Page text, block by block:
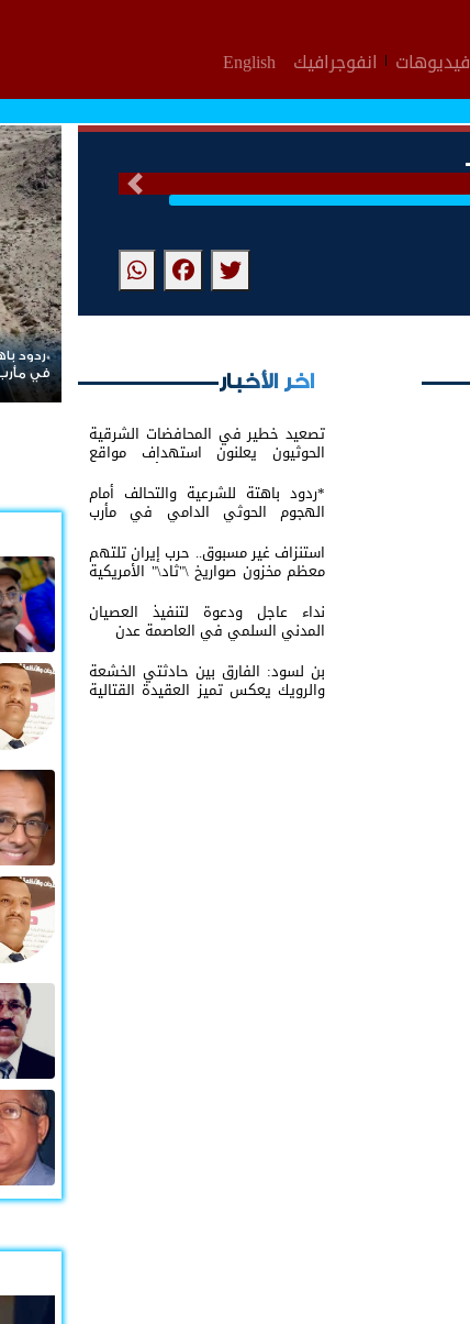
فيديوهات انفوجرافيك English
التالى
اخر الأخبار
تصعيد خطير في المحافضات الشرقية
الحوثيون يعلنون استهداف مواقع
عسكرية في حضرموت ومأرب اليمنية
بوابل من الصواريخ والطائرات المسيّرة
*ردود باهتة للشرعية والتحالف أمام
الهجوم الحوثي الدامي في مأرب
وحضرموت*
استنزاف غير مسبوق.. حرب إيران تلتهم
معظم مخزون صواريخ \"ثاد\" الأمريكية
وتدق ناقوس الخطر داخل البنتاغون
نداء عاجل ودعوة لتنفيذ العصيان
المدني السلمي في العاصمة عدن
بن لسود: الفارق بين حادثتي الخشعة
والرويك يعكس تميز العقيدة القتالية
*ردود
في